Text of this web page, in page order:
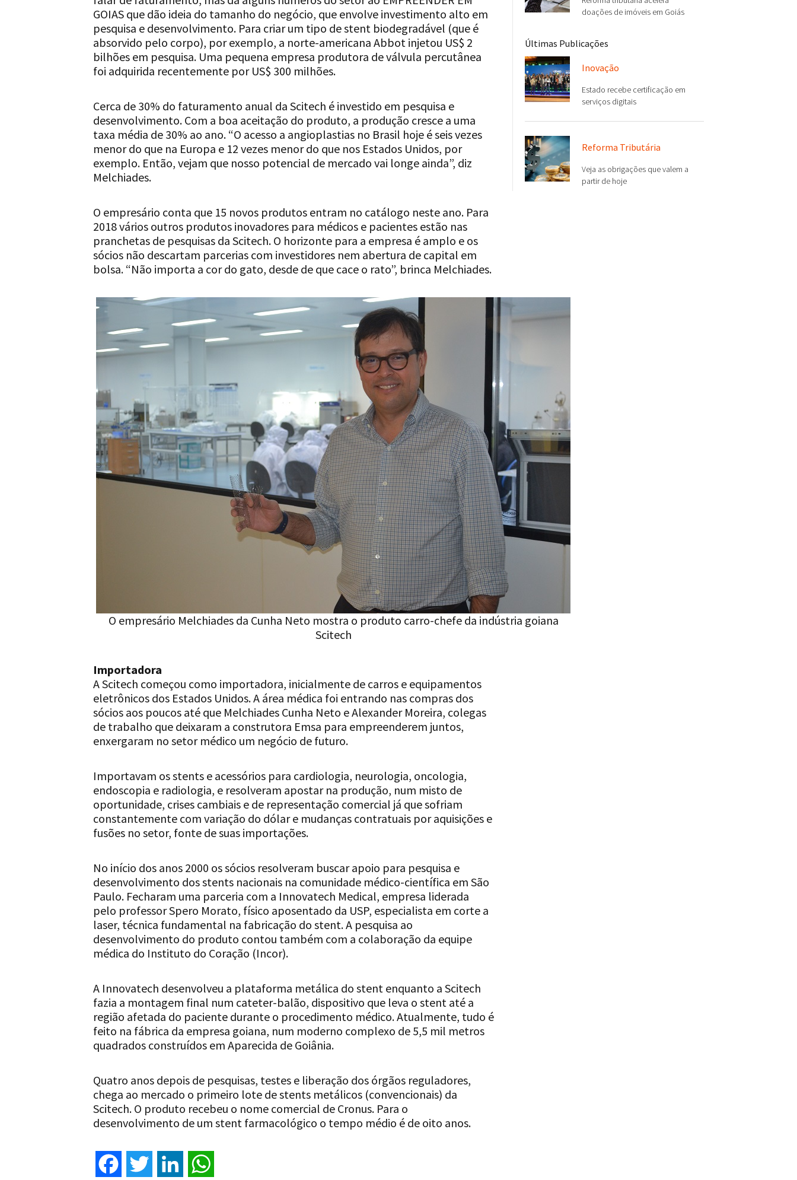
GOIAS que dão ideia do tamanho do negócio, que envolve investimento alto em
pesquisa e desenvolvimento. Para criar um tipo de stent biodegradável (que é
absorvido pelo corpo), por exemplo, a norte-americana Abbot injetou US$ 2
bilhões em pesquisa. Uma pequena empresa produtora de válvula percutânea
foi adquirida recentemente por US$ 300 milhões.
Cerca de 30% do faturamento anual da Scitech é investido em pesquisa e
desenvolvimento. Com a boa aceitação do produto, a produção cresce a uma
taxa média de 30% ao ano. “O acesso a angioplastias no Brasil hoje é seis vezes
menor do que na Europa e 12 vezes menor do que nos Estados Unidos, por
exemplo. Então, vejam que nosso potencial de mercado vai longe ainda”, diz
Melchiades.
O empresário conta que 15 novos produtos entram no catálogo neste ano. Para
2018 vários outros produtos inovadores para médicos e pacientes estão nas
pranchetas de pesquisas da Scitech. O horizonte para a empresa é amplo e os
sócios não descartam parcerias com investidores nem abertura de capital em
bolsa. “Não importa a cor do gato, desde de que cace o rato”, brinca Melchiades.
O empresário Melchiades da Cunha Neto mostra o produto carro-chefe da indústria goiana
Scitech
Importadora
A Scitech começou como importadora, inicialmente de carros e equipamentos
eletrônicos dos Estados Unidos. A área médica foi entrando nas compras dos
sócios aos poucos até que Melchiades Cunha Neto e Alexander Moreira, colegas
de trabalho que deixaram a construtora Emsa para empreenderem juntos,
enxergaram no setor médico um negócio de futuro.
Importavam os stents e acessórios para cardiologia, neurologia, oncologia,
endoscopia e radiologia, e resolveram apostar na produção, num misto de
oportunidade, crises cambiais e de representação comercial já que sofriam
constantemente com variação do dólar e mudanças contratuais por aquisições e
fusões no setor, fonte de suas importações.
No início dos anos 2000 os sócios resolveram buscar apoio para pesquisa e
desenvolvimento dos stents nacionais na comunidade médico-científica em São
Paulo. Fecharam uma parceria com a Innovatech Medical, empresa liderada
pelo professor Spero Morato, físico aposentado da USP, especialista em corte a
laser, técnica fundamental na fabricação do stent. A pesquisa ao
desenvolvimento do produto contou também com a colaboração da equipe
médica do Instituto do Coração (Incor).
A Innovatech desenvolveu a plataforma metálica do stent enquanto a Scitech
fazia a montagem final num cateter-balão, dispositivo que leva o stent até a
região afetada do paciente durante o procedimento médico. Atualmente, tudo é
feito na fábrica da empresa goiana, num moderno complexo de 5,5 mil metros
quadrados construídos em Aparecida de Goiânia.
Quatro anos depois de pesquisas, testes e liberação dos órgãos reguladores,
chega ao mercado o primeiro lote de stents metálicos (convencionais) da
Scitech. O produto recebeu o nome comercial de Cronus. Para o
desenvolvimento de um stent farmacológico o tempo médio é de oito anos.
Facebook Twitter LinkedIn
doações de imóveis em Goiás
Últimas Publicações
Inovação
Estado recebe certificação em
serviços digitais
Reforma Tributária
Veja as obrigações que valem a
partir de hoje